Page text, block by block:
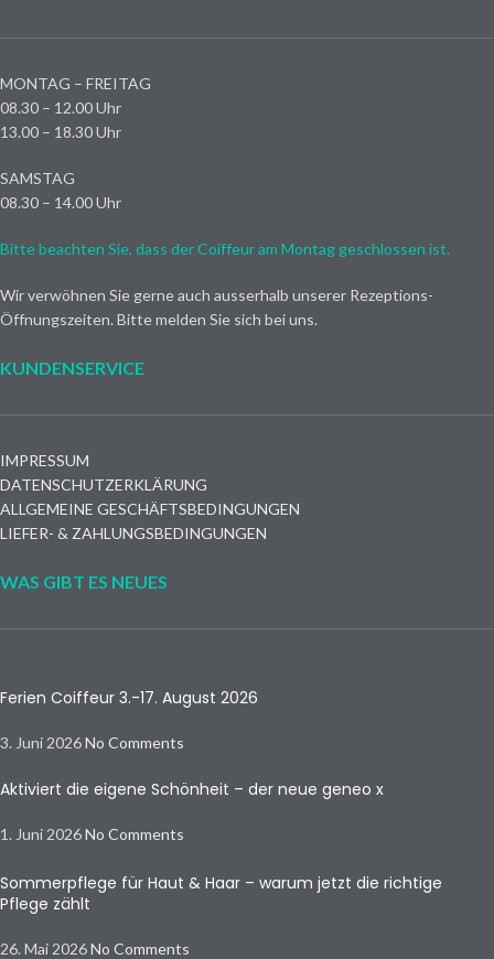
MONTAG – FREITAG
08.30 – 12.00 Uhr
13.00 – 18.30 Uhr
SAMSTAG
08.30 – 14.00 Uhr
Bitte beachten Sie, dass der Coiffeur am Montag geschlossen ist.
Wir verwöhnen Sie gerne auch ausserhalb unserer Rezeptions-
Öffnungszeiten. Bitte melden Sie sich bei uns.
KUNDENSERVICE
IMPRESSUM
DATENSCHUTZERKLÄRUNG
ALLGEMEINE GESCHÄFTSBEDINGUNGEN
LIEFER- & ZAHLUNGSBEDINGUNGEN
WAS GIBT ES NEUES
Ferien Coiffeur 3.-17. August 2026
3. Juni 2026No Comments
Aktiviert die eigene Schönheit – der neue geneo x
1. Juni 2026No Comments
Sommerpflege für Haut & Haar – warum jetzt die richtige
Pflege zählt
26. Mai 2026No Comments